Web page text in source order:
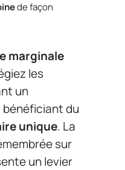
de façon
marginale
les
un
bénéficiant du
unique. La
sur
un levier